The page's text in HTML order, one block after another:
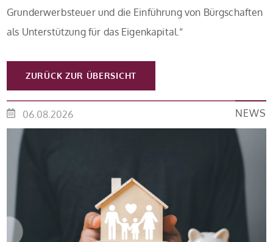
Grunderwerbsteuer und die Einführung von Bürgschaften
als Unterstützung für das Eigenkapital.“
ZURÜCK ZUR ÜBERSICHT
06.08.2026 NEWS